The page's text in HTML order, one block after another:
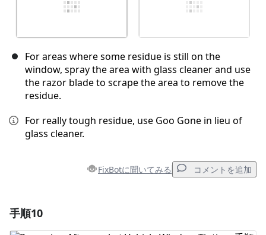
For areas where some residue is still on the
window, spray the area with glass cleaner and use
the razor blade to scrape the area to remove the
residue.
For really tough residue, use Goo Gone in lieu of
glass cleaner.
FixBotに聞いてみる コメントを追加
手順10